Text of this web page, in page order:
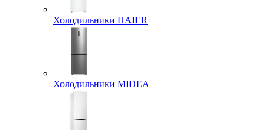
Холодильники HAIER
Холодильники MIDEA